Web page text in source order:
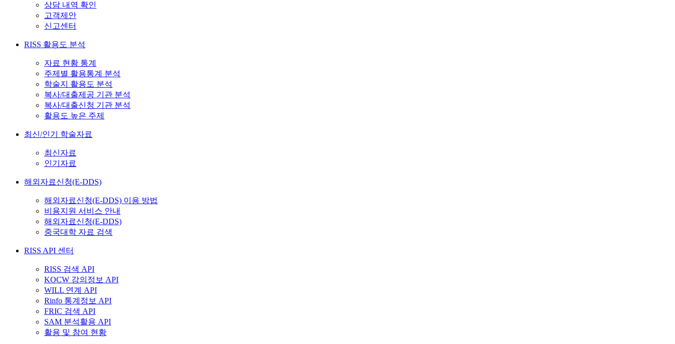
상담 내역 확인
고객제안
신고센터
RISS 활용도 분석
자료 현황 통계
주제별 활용통계 분석
학술지 활용도 분석
복사/대출제공 기관 분석
복사/대출신청 기관 분석
활용도 높은 주제
최신/인기 학술자료
최신자료
인기자료
해외자료신청(E-DDS)
해외자료신청(E-DDS) 이용 방법
비용지원 서비스 안내
해외자료신청(E-DDS)
중국대학 자료 검색
RISS API 센터
RISS 검색 API
KOCW 강의정보 API
WILL 연계 API
Rinfo 통계정보 API
FRIC 검색 API
SAM 분석활용 API
활용 및 참여 현황